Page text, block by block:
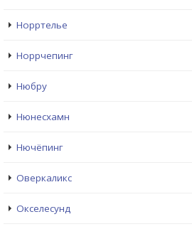
Норртелье
Норрчепинг
Нюбру
Нюнесхамн
Нючёпинг
Оверкаликс
Окселесунд